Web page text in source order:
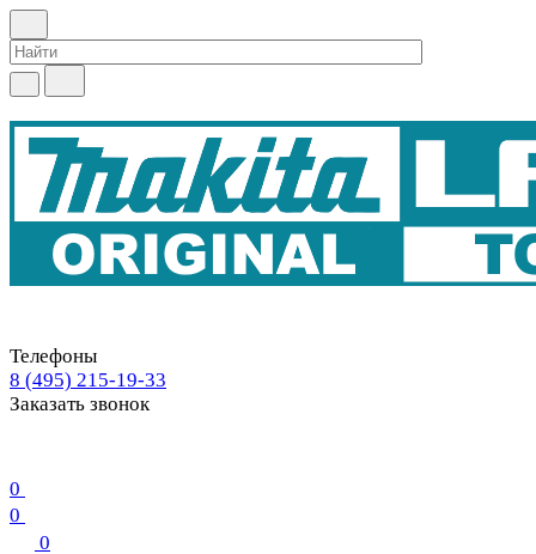
Телефоны
8 (495) 215-19-33
Заказать звонок
0
0
0